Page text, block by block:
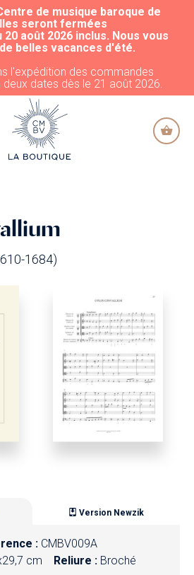
CONTENU PRINCIPAL
de musique baroque de
seront fermées
20 août 2026 inclus. Nous vous
belles vacances d'été.
l'expédition des commandes
dates dès le 21 août 2026.
1684)
Version Newzik
: CMBV009A
cm Reliure : Broché